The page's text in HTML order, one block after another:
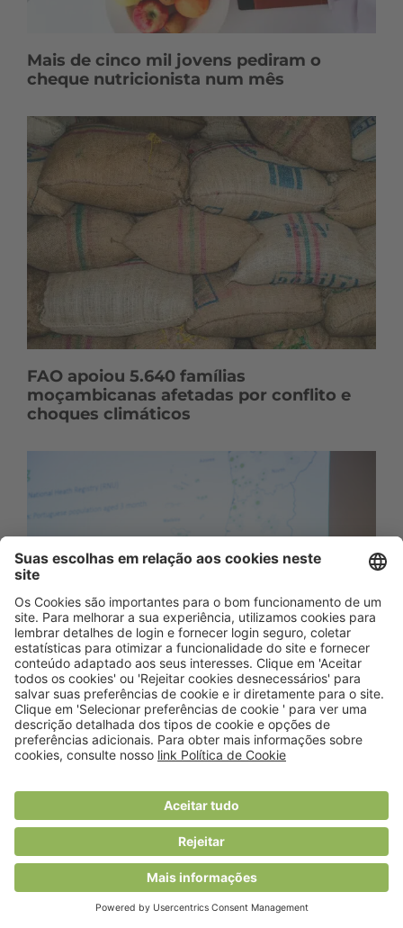
Mais de cinco mil jovens pediram o
cheque nutricionista num mês
FAO apoiou 5.640 famílias
moçambicanas afetadas por conflito e
choques climáticos
Ainda se lembra? Em 2017, foi
apresentado o 2.º Inquérito Alimentar
Nacional e de Atividade Física